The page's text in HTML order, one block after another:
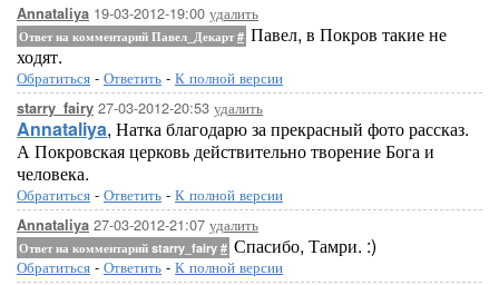
Annataliya 19-03-2012-19:00 удалить
Ответ на комментарий Павел_Декарт# Павел, в Покров такие не
ходят.
Обратиться - Ответить - К полной версии
starry_fairy 27-03-2012-20:53 удалить
Annataliya, Натка благодарю за прекрасный фото рассказ.
А Покровская церковь действительно творение Бога и
человека.
Обратиться - Ответить - К полной версии
Annataliya 27-03-2012-21:07 удалить
Ответ на комментарий starry_fairy # Спасибо, Тамри. :)
Обратиться - Ответить - К полной версии